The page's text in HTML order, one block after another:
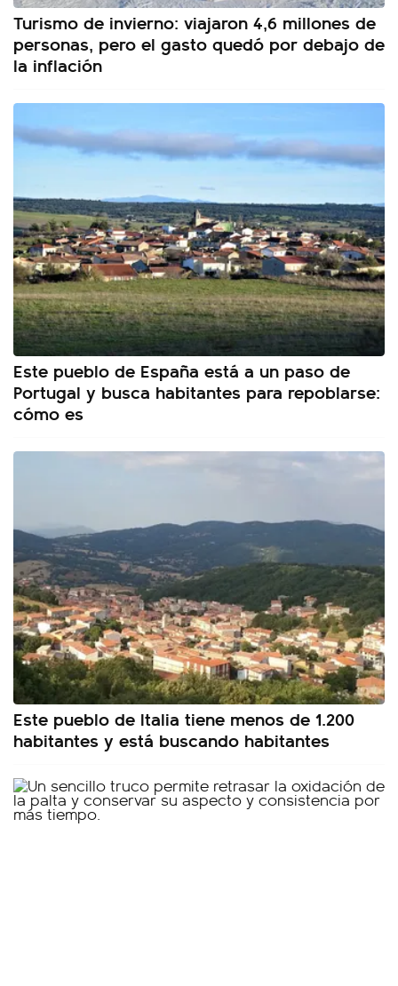
Turismo de invierno: viajaron 4,6 millones de
personas, pero el gasto quedó por debajo de
la inflación
Este pueblo de España está a un paso de
Portugal y busca habitantes para repoblarse:
cómo es
Este pueblo de Italia tiene menos de 1.200
habitantes y está buscando habitantes